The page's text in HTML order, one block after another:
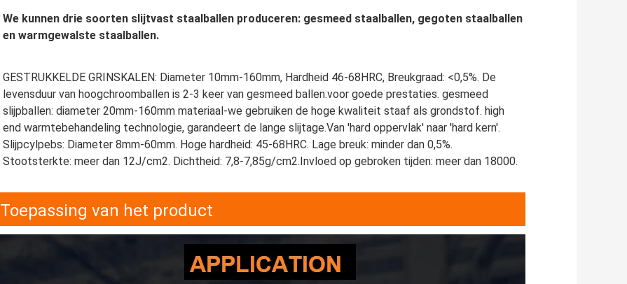
We kunnen drie soorten slijtvast staalballen produceren: gesmeed staalballen, gegoten staalballen
en warmgewalste staalballen.
GESTRUKKELDE GRINSKALEN: Diameter 10mm-160mm, Hardheid 46-68HRC, Breukgraad: <0,5%. De
levensduur van hoogchroomballen is 2-3 keer van gesmeed ballen.voor goede prestaties. gesmeed
slijpballen: diameter 20mm-160mm materiaal-we gebruiken de hoge kwaliteit staaf als grondstof. high
end warmtebehandeling technologie, garandeert de lange slijtage.Van 'hard oppervlak' naar 'hard kern'.
Slijpcylpebs: Diameter 8mm-60mm. Hoge hardheid: 45-68HRC. Lage breuk: minder dan 0,5%.
Stootsterkte: meer dan 12J/cm2. Dichtheid: 7,8-7,85g/cm2.Invloed op gebroken tijden: meer dan 18000.
Toepassing van het product